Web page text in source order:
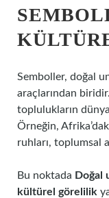
Semboller, doğal
araçlarından
toplulukların
Örneğin,
ruhları, toplumsal
Bu noktada Doğal
kültürel görelilik